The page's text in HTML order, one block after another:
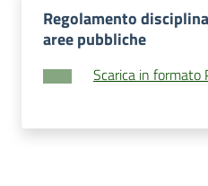
Regolamento
aree pubbliche
Scarica in formato